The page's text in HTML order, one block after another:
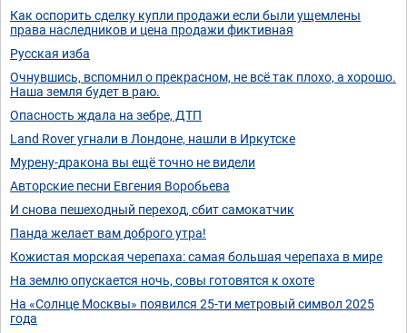
Как оспорить сделку купли продажи если были ущемлены
права наследников и цена продажи фиктивная
Русская изба
Очнувшись, вспомнил о прекрасном, не всё так плохо, а хорошо.
Наша земля будет в раю.
Опасность ждала на зебре, ДТП
Land Rover угнали в Лондоне, нашли в Иркутске
Мурену-дракона вы ещё точно не видели
Авторские песни Евгения Воробьева
И снова пешеходный переход, сбит самокатчик
Панда желает вам доброго утра!
Кожистая морская черепаха: самая большая черепаха в мире
На землю опускается ночь, совы готовятся к охоте
На «Солнце Москвы» появился 25-ти метровый символ 2025
года